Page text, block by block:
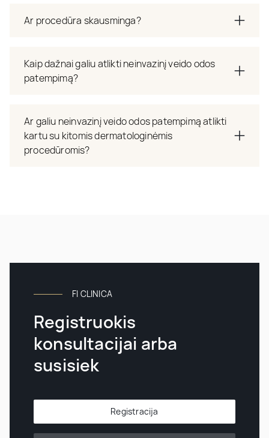
Ar procedūra skausminga?
Kaip dažnai galiu atlikti neinvazinį veido odos
patempimą?
Ar galiu neinvazinį veido odos patempimą atlikti
kartu su kitomis dermatologinėmis
procedūromis?
FI CLINICA
Registruokis
konsultacijai arba
susisiek
Registracija